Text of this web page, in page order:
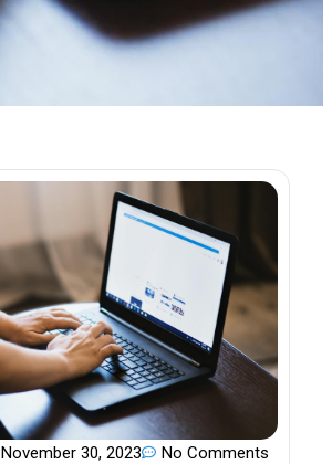
November 30, 2023 No Comments